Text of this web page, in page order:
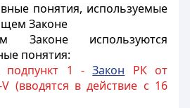
понятия, используемые
Законе
Законе используются
понятия:
подпункт 1 -Закон РК от
(вводятся в действие с 16